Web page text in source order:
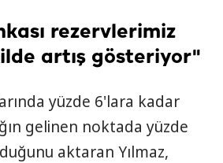
rezervlerimiz
artış gösteriyor"
yüzde 6'lara kadar
gelinen noktada yüzde
aktaran Yılmaz,